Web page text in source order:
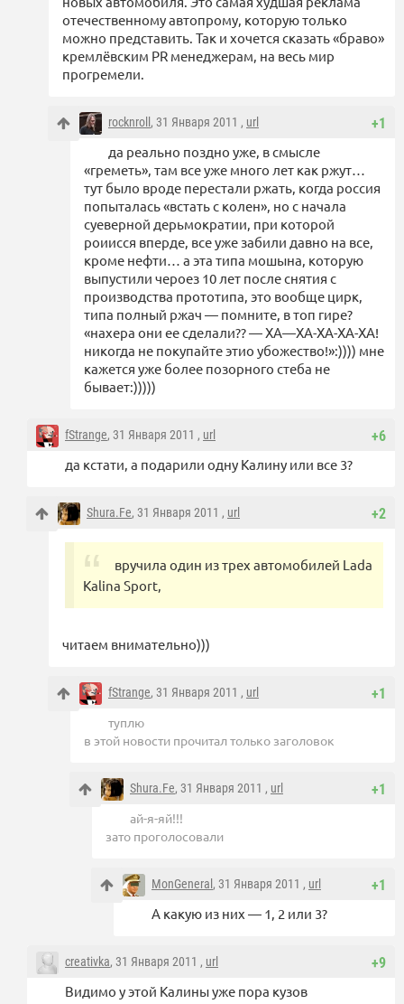
отечественному автопрому, которую только
можно представить. Так и хочется сказать «браво»
кремлёвским PR менеджерам, на весь мир
прогремели.
+1
rocknroll , 31 Января 2011 , url
да реально поздно уже, в смысле
«греметь», там все уже много лет как ржут…
тут было вроде перестали ржать, когда россия
попыталась «встать с колен», но с начала
суеверной дерьмократии, при которой
роиисся вперде, все уже забили давно на все,
кроме нефти… а эта типа мошына, которую
выпустили чероез 10 лет после снятия с
производства прототипа, это вообще цирк,
типа полный ржач — помните, в топ гире?
«нахера они ее сделали?? — ХА—ХА-ХА-ХА-ХА!
никогда не покупайте этио убожество!»:)))) мне
кажется уже более позорного стеба не
бывает:)))))
+6
fStrange, 31 Января 2011 , url
да кстати, а подарили одну Калину или все 3?
+2
Shura.Fe, 31 Января 2011 , url
вручила один из трех автомобилей Lada
Kalina Sport,
читаем внимательно)))
+1
fStrange, 31 Января 2011 , url
туплю
в этой новости прочитал только заголовок
+1
Shura.Fe, 31 Января 2011 , url
ай-я-яй!!!
зато проголосовали
+1
MonGeneral , 31 Января 2011 , url
А какую из них — 1, 2 или 3?
+9
creativka, 31 Января 2011 , url
Видимо у этой Калины уже пора кузов